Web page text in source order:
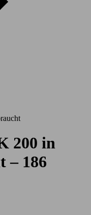
200 in
– 186